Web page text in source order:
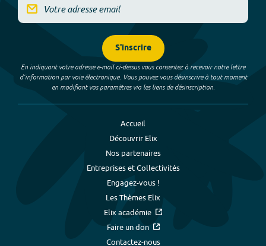
S'inscrire
En indiquant votre adresse e-mail ci-dessus vous consentez à recevoir notre lettre
d’information par voie électronique. Vous pouvez vous désinscrire à tout moment
en modifiant vos paramètres via les liens de désinscription.
Accueil
Découvrir Elix
Nos partenaires
Entreprises et Collectivités
Engagez-vous !
Les Thèmes Elix
Elix académie
Faire un don
Contactez-nous